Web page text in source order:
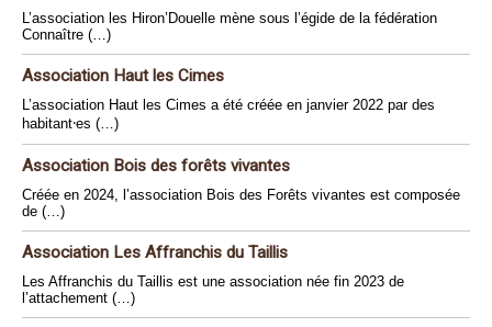
L’association les Hiron’Douelle mène sous l’égide de la fédération
Connaître (…)
Association Haut les Cimes
L’association Haut les Cimes a été créée en janvier 2022 par des
habitant⸱es (…)
Association Bois des forêts vivantes
Créée en 2024, l’association Bois des Forêts vivantes est composée
de (…)
Association Les Affranchis du Taillis
Les Affranchis du Taillis est une association née fin 2023 de
l’attachement (…)